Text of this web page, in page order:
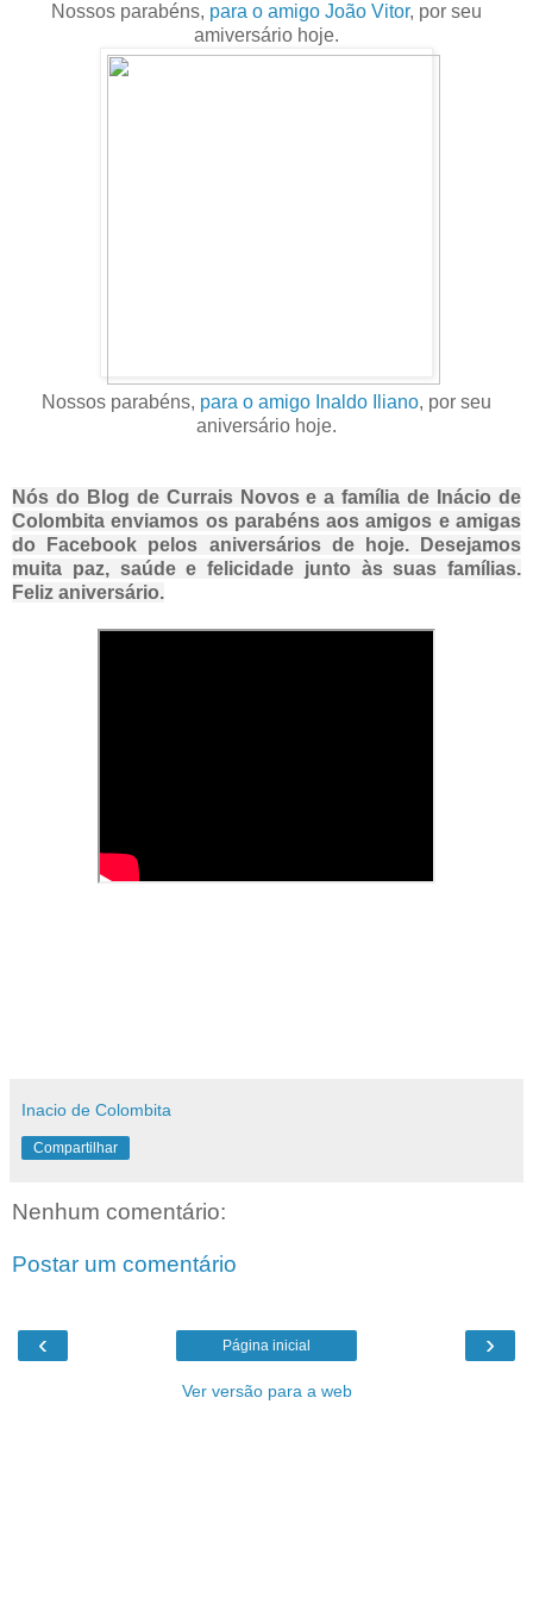
Nossos parabéns, para o amigo João Vitor, por seu
amiversário hoje.
Nossos parabéns, para o amigo Inaldo Iliano, por seu
aniversário hoje.
Nós do Blog de Currais Novos e a família de Inácio de
Colombita enviamos os parabéns aos amigos e amigas
do Facebook pelos aniversários de hoje. Desejamos
muita paz, saúde e felicidade junto às suas famílias.
Feliz aniversário.
Inacio de Colombita
Compartilhar
Nenhum comentário:
Postar um comentário
‹ ›
Página inicial
Ver versão para a web